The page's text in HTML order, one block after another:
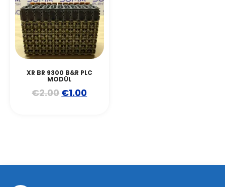
XR BR 9300 B&R PLC
MODÜL
€2.00 €1.00